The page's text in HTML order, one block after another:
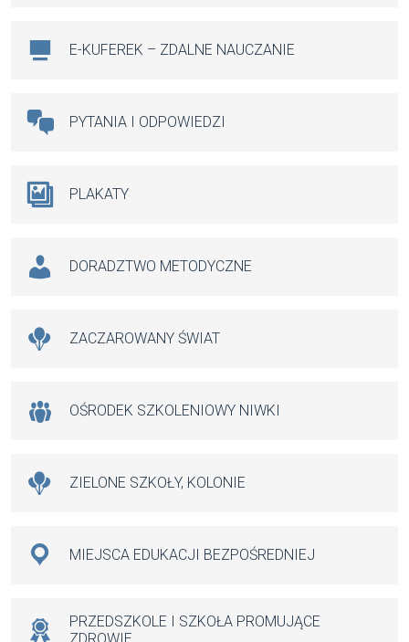
E-KUFEREK – ZDALNE NAUCZANIE
PYTANIA I ODPOWIEDZI
PLAKATY
DORADZTWO METODYCZNE
ZACZAROWANY ŚWIAT
OŚRODEK SZKOLENIOWY NIWKI
ZIELONE SZKOŁY, KOLONIE
MIEJSCA EDUKACJI BEZPOŚREDNIEJ
PRZEDSZKOLE I SZKOŁA PROMUJĄCE